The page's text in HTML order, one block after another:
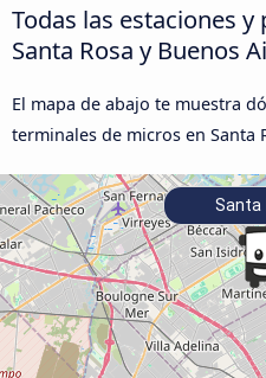
Todas las estaciones
Santa Rosa y Buenos
El mapa de abajo te muestra
terminales de micros en Santa
Santa